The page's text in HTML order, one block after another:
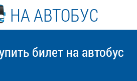
НА АВТОБУС
билет на автобус